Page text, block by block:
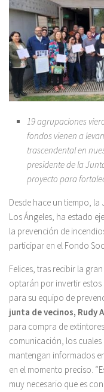
19 agrupaciones
fondos vienen a
trascendental en
presidente de la
proyecto para
Desde hace un tiempo, la
Los Ángeles, ha estado
la prevención de
participar en el Fondo
Felices, tras recibir la
optarán por invertir
para su equipo de
junta de vecinos, Rudy
para compra de
comunicación, los
mantengan informados
en el momento preciso.
muy necesario que es